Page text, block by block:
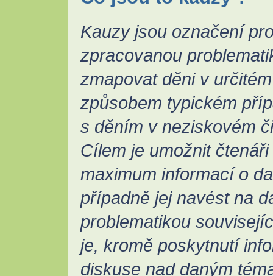
Kauzy jsou označení
zpracovanou
zmapovat děni v
způsobem typickém
s děním v neziskovém
Cílem je umožnit
maximum informací o
případně jej navést na
problematikou
je, kromě poskytnutí
diskuse nad daným